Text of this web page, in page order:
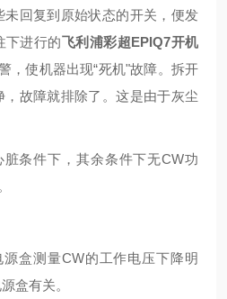
回复到原始状态的开关，便发
下进行的飞利浦彩超EPIQ7开机
，使机器出现“死机"故障。拆开
故障就排除了。这是由于灰尘
条件下，其余条件下无CW功
盒测量CW的工作电压下降明
盒有关。